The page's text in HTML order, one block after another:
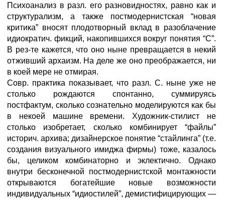
Психоанализ в разл. его разновидностях, равно как и
структурализм, а также постмодернистская “новая
критика” вносят плодотворный вклад в разоблачение
идиократич. фикций, накопившихся вокруг понятия “С”.
В рез-те кажется, что оно ныне превращается в некий
отживший архаизм. На деле же оно преображается, ни
в коей мере не отмирая.
Совр. практика показывает, что разл. С. ныне уже не
столько рождаются спонтанно, суммируясь
постфактум, сколько сознательно моделируются как бы
в некоей машине времени. Художник-стилист не
столько изобретает, сколько комбинирует “файлы”
историч. архива; дизайнерское понятие “стайлинга” (т.е.
создания визуального имиджа фирмы) тоже, казалось
бы, целиком комбинаторно и эклектично. Однако
внутри бесконечной постмодернистской монтажности
открываются богатейшие новые возможности
индивидуальных “идиостилей”, демистифицирующих —